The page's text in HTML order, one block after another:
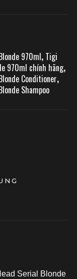
970ml, Tigi
970ml chính hãng,
Conditioner,
Shampoo
Serial Blonde